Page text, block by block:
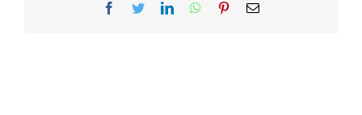
Facebook
TwitterLinkedInWhatsApp
PinterestEmail